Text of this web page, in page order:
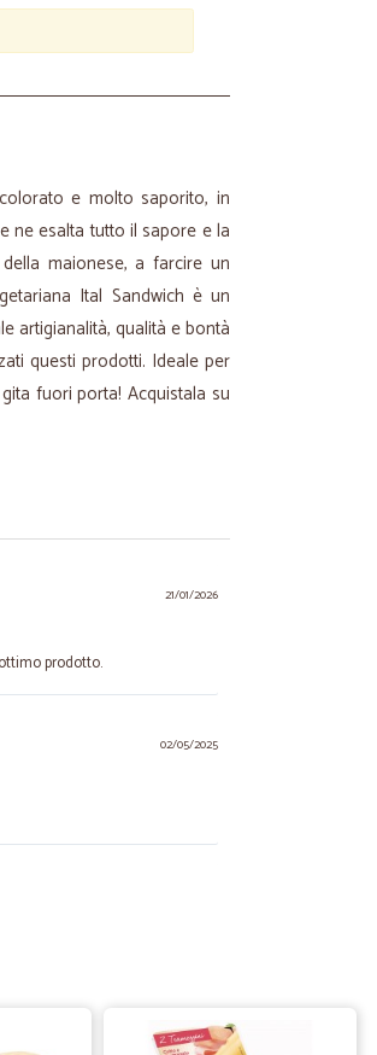
e molto saporito, in
ne esalta tutto il sapore e la
maionese, a farcire un
Ital Sandwich è un
artigianalità, qualità e bontà
questi prodotti. Ideale per
fuori porta! Acquistala su
21/01/2026
prodotto.
02/05/2025
29/01/2025